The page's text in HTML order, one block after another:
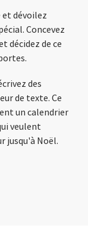
et dévoilez
Concevez
décidez de ce
des
de texte. Ce
un calendrier
veulent
jusqu'à Noël.